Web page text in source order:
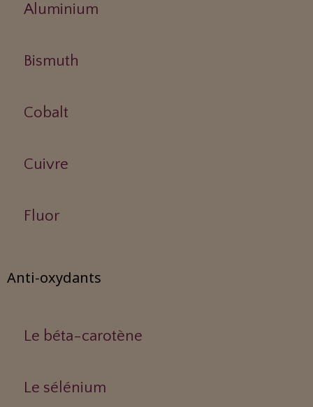
Aluminium
Bismuth
Cobalt
Cuivre
Fluor
Anti-oxydants
Le béta-carotène
Le sélénium